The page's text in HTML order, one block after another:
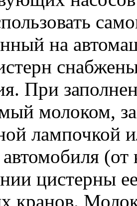
на
При
молоком,
лампочкой
автомобиля
цистерны
кранов.